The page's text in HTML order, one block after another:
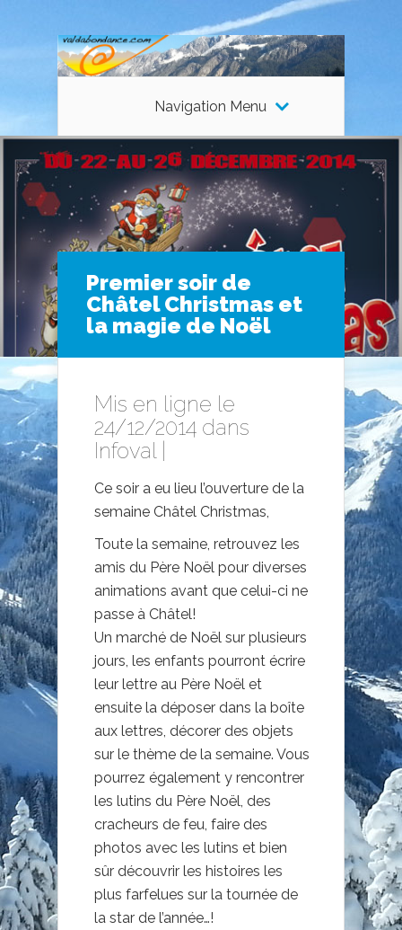
Navigation Menu
Premier soir de
Châtel Christmas et
la magie de Noël
Mis en ligne le
24/12/2014 dans
Infoval
Ce soir a eu lieu l’ouverture de la
semaine Châtel Christmas,
Toute la semaine, retrouvez les
amis du Père Noël pour diverses
animations avant que celui-ci ne
passe à Châtel!
Un marché de Noël sur plusieurs
jours, les enfants pourront écrire
leur lettre au Père Noël et
ensuite la déposer dans la boîte
aux lettres, décorer des objets
sur le thème de la semaine. Vous
pourrez également y rencontrer
les lutins du Père Noël, des
cracheurs de feu, faire des
photos avec les lutins et bien
sûr découvrir les histoires les
plus farfelues sur la tournée de
la star de l’année…!